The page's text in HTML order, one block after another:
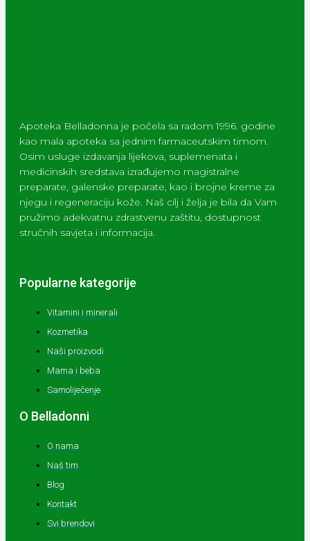
Apoteka Belladonna je počela sa radom 1996. godine
kao mala apoteka sa jednim farmaceutskim timom.
Osim usluge izdavanja lijekova, suplemenata i
medicinskih sredstava izrađujemo magistralne
preparate, galenske preparate, kao i brojne kreme za
njegu i regeneraciju kože. Naš cilj i želja je bila da Vam
pružimo adekvatnu zdrastvenu zaštitu, dostupnost
stručnih savjeta i informacija.
Popularne kategorije
Vitamini i minerali
Kozmetika
Naši proizvodi
Mama i beba
Samoliječenje
O Belladonni
O nama
Naš tim
Blog
Kontakt
Svi brendovi